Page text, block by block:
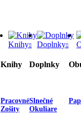
Knihy
Knihy
Pracovné
Zošity
Doplnky
Doplnky
Slnečné
Okuliare